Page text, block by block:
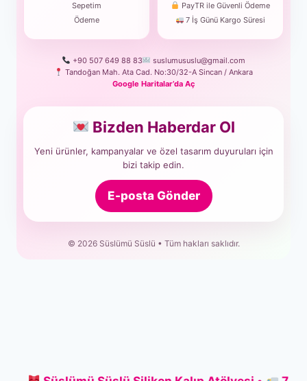
Sepetim
Ödeme
PayTR ile Güvenli Ödeme
7 İş Günü Kargo Süresi
+90 507 649 88 83
suslumususlu@gmail.com
Tandoğan Mah. Ata Cad. No:30/32-A Sincan / Ankara
Google Haritalar’da Aç
Bizden Haberdar Ol
Yeni ürünler, kampanyalar ve özel tasarım duyuruları için
bizi takip edin.
E-posta Gönder
© 2026 Süslümü Süslü • Tüm hakları saklıdır.